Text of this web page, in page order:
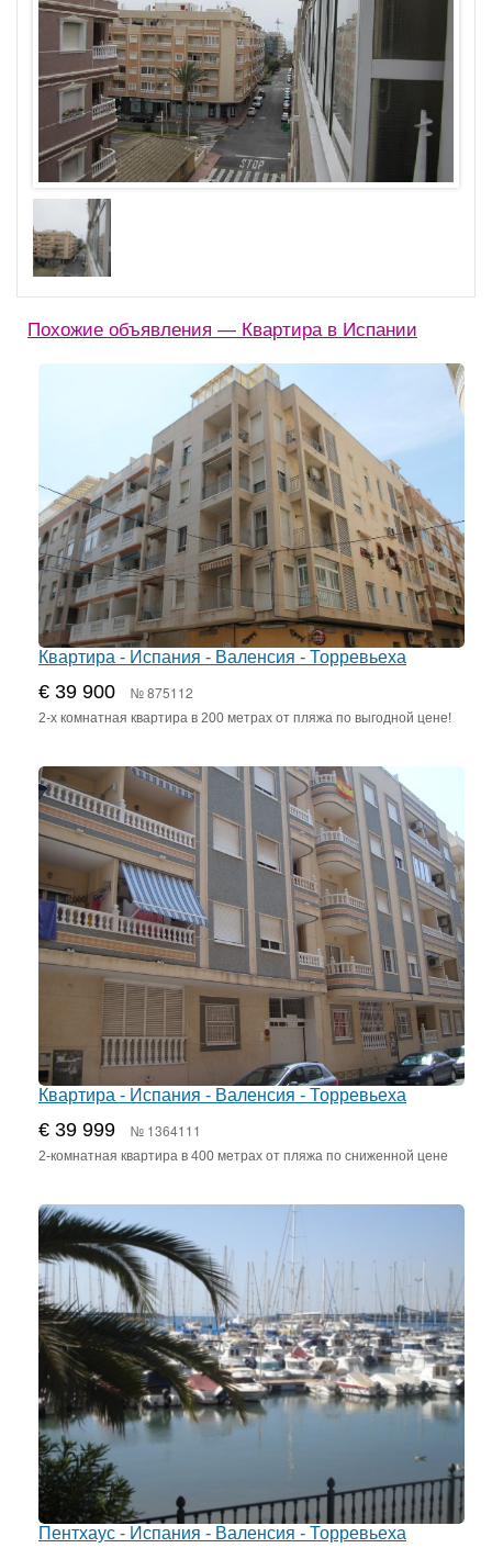
Похожие объявления — Квартира в Испании
Квартира - Испания - Валенсия - Торревьеха
€ 39 900 № 875112
2-х комнатная квартира в 200 метрах от пляжа по выгодной цене!
Квартира - Испания - Валенсия - Торревьеха
€ 39 999 № 1364111
2-комнатная квартира в 400 метрах от пляжа по сниженной цене
Пентхаус - Испания - Валенсия - Торревьеха